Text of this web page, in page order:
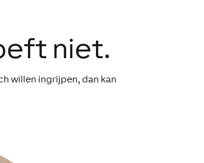
niet.
willen ingrijpen, dan kan